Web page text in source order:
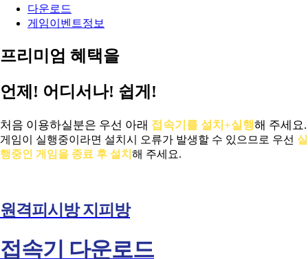
다운로드
게임이벤트정보
프리미엄 혜택을
언제! 어디서나! 쉽게!
처음 이용하실분은 우선 아래 접속기를 설치+실행해 주세요.
게임이 실행중이라면 설치시 오류가 발생할 수 있으므로 우선 실
행중인 게임을 종료 후 설치 해 주세요.
원격피시방 지피방
접속기 다운로드